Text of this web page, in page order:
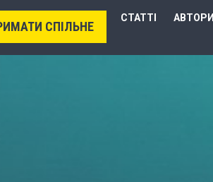
СПІЛЬНЕ
СТАТТІ АВТОРИ